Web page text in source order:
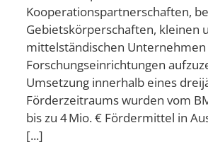
Kooperationspartnerschaften,
Gebietskörperschaften, kleinen
mittelständischen Unternehmen
Forschungseinrichtungen
Umsetzung innerhalb eines
Förderzeitraums wurden vom
bis zu 4 Mio. € Fördermittel in
[...]